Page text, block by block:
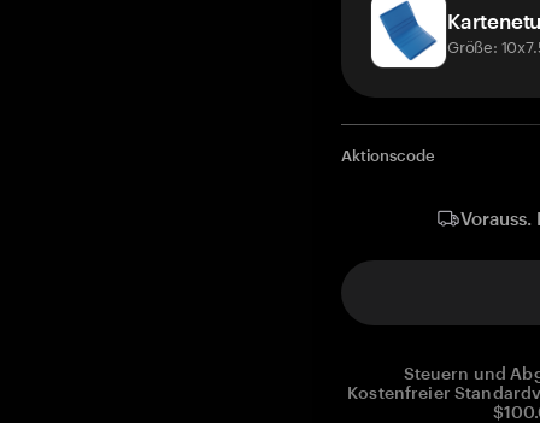
Größe:
Aktionscode
Steuern und
Kostenfreier